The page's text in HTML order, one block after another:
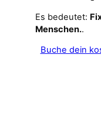
Es bedeutet:
Menschen..
Buche dein